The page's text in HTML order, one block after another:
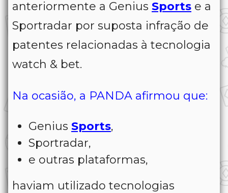
anteriormente a Genius Sports e a
Sportradar por suposta infração de
patentes relacionadas à tecnologia
watch & bet.
Na ocasião, a PANDA afirmou que:
Genius Sports,
Sportradar,
e outras plataformas,
haviam utilizado tecnologias